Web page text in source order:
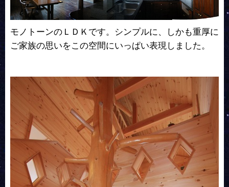
モノトーンのＬＤＫです。シンプルに、しかも重厚に
ご家族の思いをこの空間にいっぱい表現しました。